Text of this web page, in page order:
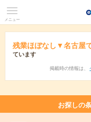
メニュー
残業ほぼなし▼名古屋
ています
掲載時の情報は、
お探しの